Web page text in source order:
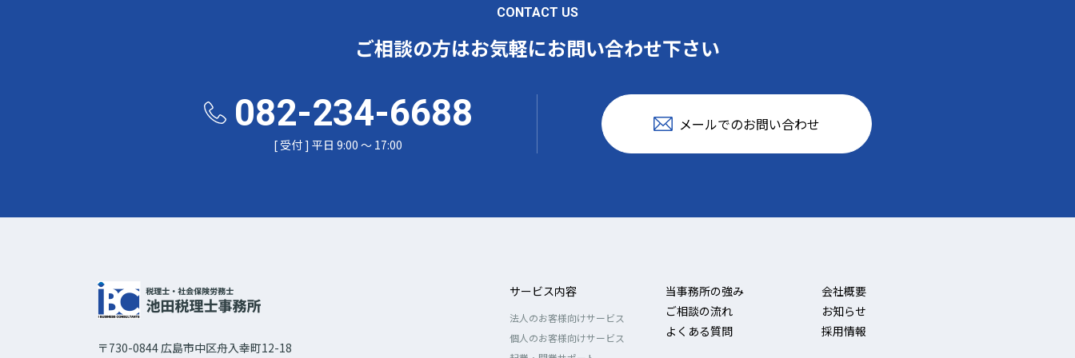
CONTACT US
ご相談の方はお気軽にお問い合わせ下さい
082-234-6688
[ 受付 ] 平日 9:00 〜 17:00
メールでのお問い合わせ
〒730-0844 広島市中区舟入幸町12-18
サービス内容
法人のお客様向けサービス
個人のお客様向けサービス
当事務所の強み
ご相談の流れ
よくある質問
会社概要
お知らせ
採用情報